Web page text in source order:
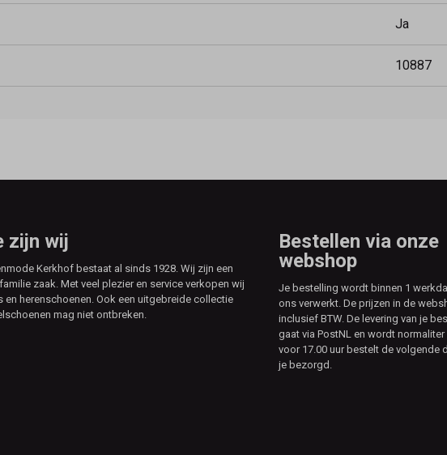
Ja
10887
zijn wij
Kerkhof bestaat al sinds 1928. Wij zijn een
zaak. Met veel plezier en service verkopen wij
en herenschoenen. Ook een uitgebreide collectie
mag niet ontbreken.
Bestellen via onze
webshop
Je bestelling wordt binnen 1
ons verwerkt. De prijzen in de
inclusief BTW. De levering van je
gaat via PostNL en wordt normaliter
voor 17.00 uur bestelt de volgende
je bezorgd.